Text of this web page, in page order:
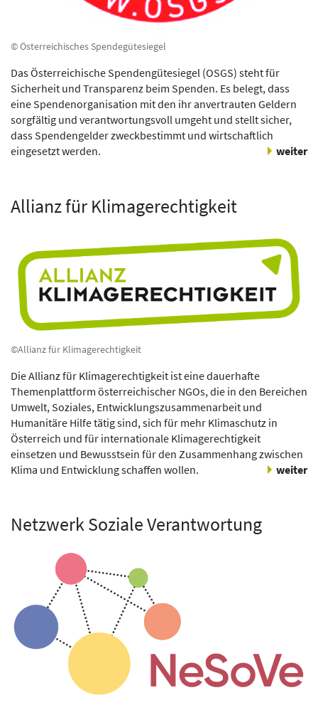
© Österreichisches Spendegütesiegel
Das Österreichische Spendengütesiegel (OSGS) steht für
Sicherheit und Transparenz beim Spenden. Es belegt, dass
eine Spendenorganisation mit den ihr anvertrauten Geldern
sorgfältig und verantwortungsvoll umgeht und stellt sicher,
dass Spendengelder zweckbestimmt und wirtschaftlich
eingesetzt werden.
weiter
Allianz für Klimagerechtigkeit
©Allianz für Klimagerechtigkeit
Die Allianz für Klimagerechtigkeit ist eine dauerhafte
Themenplattform österreichischer NGOs, die in den Bereichen
Umwelt, Soziales, Entwicklungszusammenarbeit und
Humanitäre Hilfe tätig sind, sich für mehr Klimaschutz in
Österreich und für internationale Klimagerechtigkeit
einsetzen und Bewusstsein für den Zusammenhang zwischen
Klima und Entwicklung schaffen wollen.
weiter
Netzwerk Soziale Verantwortung